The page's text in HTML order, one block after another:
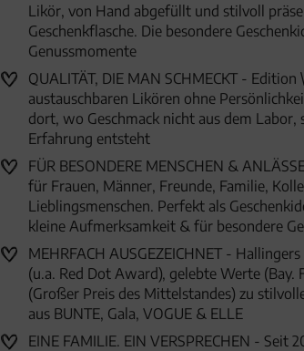
Likör, von Hand abgefüllt und stilvoll
Geschenkflasche. Die besondere
Genussmomente
QUALITÄT, DIE MAN SCHMECKT -
austauschbaren Likören ohne
dort, wo Geschmack nicht aus dem Labor,
Erfahrung entsteht
FÜR BESONDERE MENSCHEN &
für Frauen, Männer, Freunde, Familie,
Lieblingsmenschen. Perfekt als
kleine Aufmerksamkeit & für besondere
MEHRFACH AUSGEZEICHNET -
(u.a. Red Dot Award), gelebte Werte
(Großer Preis des Mittelstandes) zu
aus BUNTE, Gala, VOGUE & ELLE
EINE FAMILIE. EIN VERSPRECHEN - Seit